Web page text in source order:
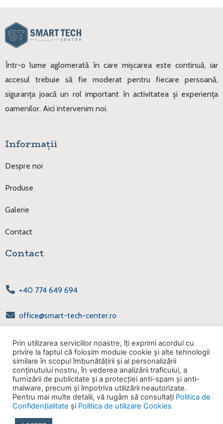
Într-o lume aglomerată în care mișcarea este continuă, iar
accesul trebuie să fie moderat pentru fiecare persoană,
siguranța joacă un rol important în activitatea și experiența
oamenilor. Aici intervenim noi.
Informații
Despre noi
Produse
Galerie
Contact
Contact
+40 774 649 694
office@smart-tech-center.ro
smarttechcenter.office@gmail.com
Str. Oasului nr. 57-59 Cluj-Napoca
Linkedin
Prin utilizarea serviciilor noastre, îți exprimi acordul cu
privire la faptul că folosim module cookie și alte tehnologii
similare în scopul îmbunătățirii și al personalizării
conținutului nostru, în vederea analizării traficului, a
furnizării de publicitate și a protecției anti-spam și anti-
malware, precum și împotriva utilizării neautorizate.
Pentru mai multe detalii, vă rugăm să consultați Politica de
Confidențialitate și Politica de utilizare Cookies